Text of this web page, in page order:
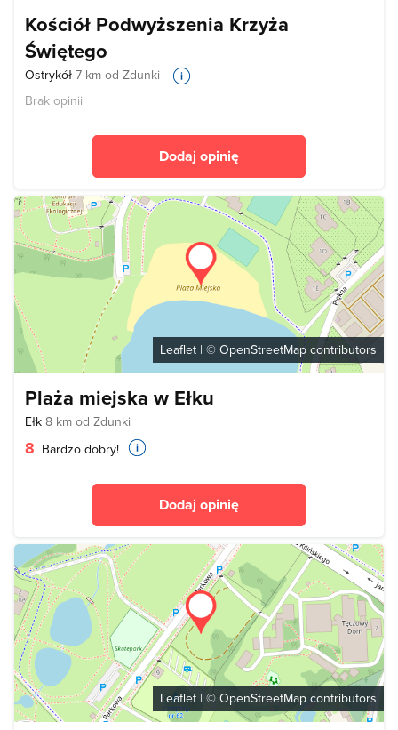
Kościół Podwyższenia Krzyża
Świętego
Ostrykół 7 km od Zdunki
Brak opinii
Dodaj opinię
Leaflet | © OpenStreetMap contributors
Plaża miejska w Ełku
Ełk 8 km od Zdunki
8 Bardzo dobry!
Dodaj opinię
Leaflet | © OpenStreetMap contributors